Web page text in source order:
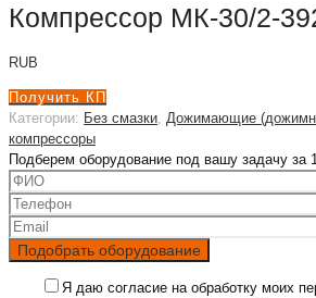
Компрессор МК-30/2-
RUB
Получить КП
Категории: Без смазки Дожимающие
компрессоры
Подберем оборудование под вашу задачу за
Я даю согласие на обработку моих